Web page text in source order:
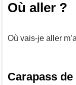
Où aller ?
Où vais-je aller
Carapass